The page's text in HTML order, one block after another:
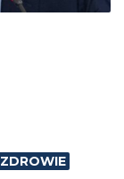
ZDROWIE